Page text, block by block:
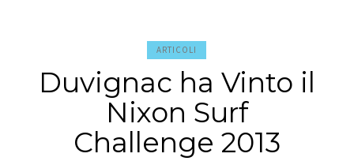
ARTICOLI
Duvignac ha Vinto il
Nixon Surf
Challenge 2013